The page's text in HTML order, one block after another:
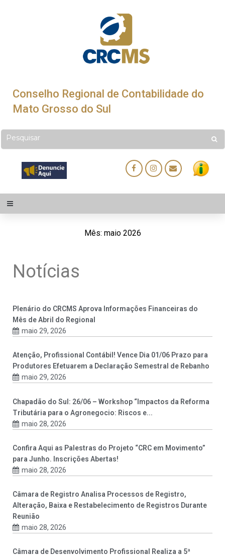
Conselho Regional de Contabilidade do
Mato Grosso do Sul
Mês: maio 2026
Notícias
Plenário do CRCMS Aprova Informações Financeiras do
Mês de Abril do Regional
maio 29, 2026
Atenção, Profissional Contábil! Vence Dia 01/06 Prazo para
Produtores Efetuarem a Declaração Semestral de Rebanho
maio 29, 2026
Chapadão do Sul: 26/06 – Workshop “Impactos da Reforma
Tributária para o Agronegocio: Riscos e...
maio 28, 2026
Confira Aqui as Palestras do Projeto “CRC em Movimento”
para Junho. Inscrições Abertas!
maio 28, 2026
Câmara de Registro Analisa Processos de Registro,
Alteração, Baixa e Restabelecimento de Registros Durante
Reunião
maio 28, 2026
Câmara de Desenvolvimento Profissional Realiza a 5ª